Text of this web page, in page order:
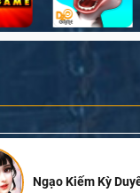
Ngạo Kiếm Kỳ